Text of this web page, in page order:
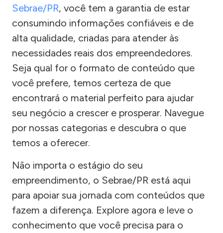
Sebrae/PR, você tem a garantia de estar
consumindo informações confiáveis e de
alta qualidade, criadas para atender às
necessidades reais dos empreendedores.
Seja qual for o formato de conteúdo que
você prefere, temos certeza de que
encontrará o material perfeito para ajudar
seu negócio a crescer e prosperar. Navegue
por nossas categorias e descubra o que
temos a oferecer.
Não importa o estágio do seu
empreendimento, o Sebrae/PR está aqui
para apoiar sua jornada com conteúdos que
fazem a diferença. Explore agora e leve o
conhecimento que você precisa para o